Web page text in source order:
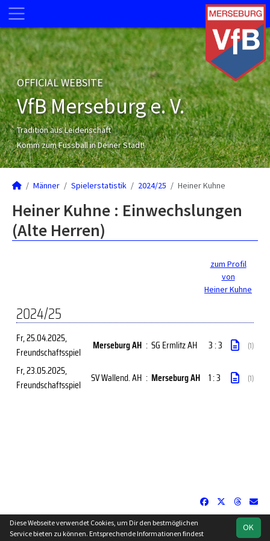
OFFICIAL WEBSITE
VfB Merseburg e. V.
Tradition aus Leidenschaft
Komm zum Fussball in Deiner Stadt!
Männer Spielerstatistik 2024/25 Heiner Kuhne
Heiner Kuhne : Einwechslungen
(Alte Herren)
zum Profil
von
Heiner Kuhne
2024/25
Fr, 25.04.2025,
Freundschaftsspiel
Merseburg AH : SG Ermlitz AH 3 : 3 (1)
Fr, 23.05.2025,
Freundschaftsspiel
SV Wallend. AH : Merseburg AH 1 : 3 (1)
soccero.de OK
Diese Webseite verwendet Cookies, um Dir den bestmöglichen
Service bieten zu können. Entsprechende Informationen findest